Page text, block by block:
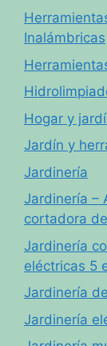
Inalámbricas
Hogar y
Jardín y
Jardinería
Jardinería –
cortadora
Jardinería
eléctricas 5
Jardinería
Jardinería